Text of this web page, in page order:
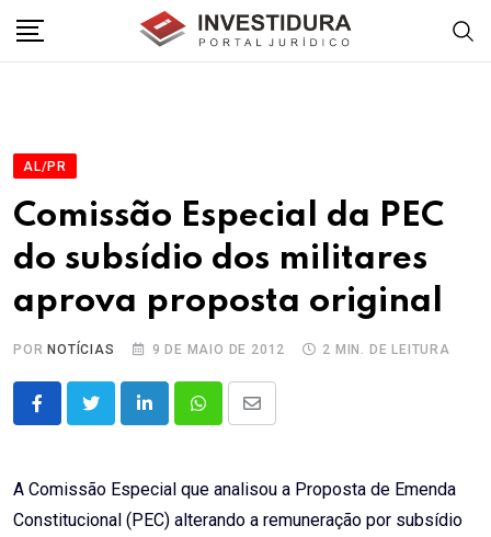
AL/PR
Comissão Especial da PEC
do subsídio dos militares
aprova proposta original
POR NOTÍCIAS 9 DE MAIO DE 2012 2 MIN. DE LEITURA
LinkedInWhatsappShare
A Comissão Especial que analisou a Proposta de Emenda
Constitucional (PEC) alterando a remuneração por subsídio